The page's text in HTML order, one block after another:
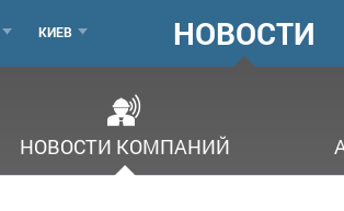
МЕНЮ
ГОРОДОВ
КИЕВ
ГОЛОВНЕ
МЕНЮ
НОВОСТИ
НОВОСТИ КОМПАНИЙ